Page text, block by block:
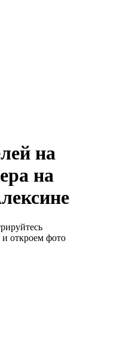
на
на
откроем фото